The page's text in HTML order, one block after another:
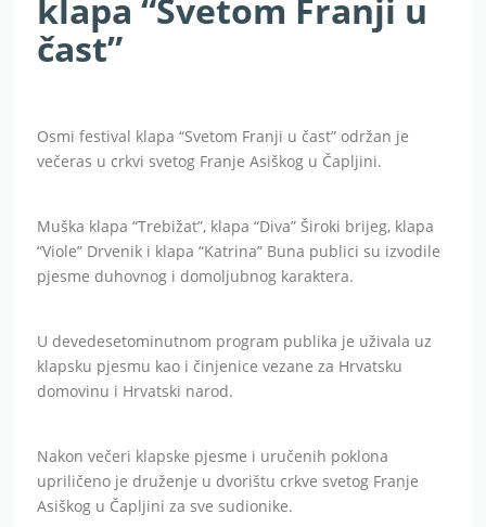
klapa “Svetom Franji u
čast”
Osmi festival klapa “Svetom Franji u čast” održan je
večeras u crkvi svetog Franje Asiškog u Čapljini.
Muška klapa “Trebižat”, klapa “Diva” Široki brijeg, klapa
“Viole” Drvenik i klapa “Katrina” Buna publici su izvodile
pjesme duhovnog i domoljubnog karaktera.
U devedesetominutnom program publika je uživala uz
klapsku pjesmu kao i činjenice vezane za Hrvatsku
domovinu i Hrvatski narod.
Nakon večeri klapske pjesme i uručenih poklona
upriličeno je druženje u dvorištu crkve svetog Franje
Asiškog u Čapljini za sve sudionike.